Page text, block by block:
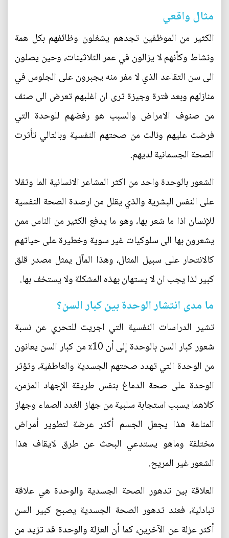
مثال واقعي
الكثير من الموظفين تجدهم يشغلون وظائفهم بكل همة
ونشاط وكأنهم لا يزالون في عمر الثلاثينات، وحين يصلون
الى سن التقاعد الذي لا مفر منه يجبرون على الجلوس في
منازلهم وبعد فترة وجيزة ترى ان اغلبهم تعرض الى صنف
من صنوف الامراض والسبب هو رفضهم للوحدة التي
فرضت عليهم ونالت من صحتهم النفسية وبالتالي تأثرت
الصحة الجسمانية لديهم.
الشعور بالوحدة واحد من اكثر المشاعر الانسانية الما وثقلا
على النفس البشرية والذي يقلل من ارصدة الصحة النفسية
للإنسان اذا ما شعر بها، وهو ما يدفع الكثير من الناس ممن
يشعرون بها الى سلوكيات غير سوية وخطيرة على حياتهم
كالانتحار على سبيل المثال، وهذا المآل يمثل مصدر قلق
كبير لذا يجب ان لا يستهان بهذه المشكلة ولا يستخف بها.
ما مدى انتشار الوحدة بين كبار السن؟
تشير الدراسات النفسية التي اجريت للتحري عن نسبة
شعور كبار السن بالوحدة إلى أن 10٪ من كبار السن يعانون
من الوحدة التي تهدد صحتهم الجسدية والعاطفية، وتؤثر
الوحدة على صحة الدماغ بنفس طريقة الإجهاد المزمن،
كلاهما يسبب استجابة سلبية من جهاز الغدد الصماء وجهاز
المناعة هذا يجعل الجسم أكثر عرضة لتطوير أمراض
مختلفة وماهو يستدعي البحث عن طرق لايقاف هذا
الشعور غير المريح.
العلاقة بين تدهور الصحة الجسدية والوحدة هي علاقة
تبادلية، فعند تدهور الصحة الجسدية يصبح كبير السن
أكثر عزلة عن الآخرين، كما أن العزلة والوحدة قد تزيد من